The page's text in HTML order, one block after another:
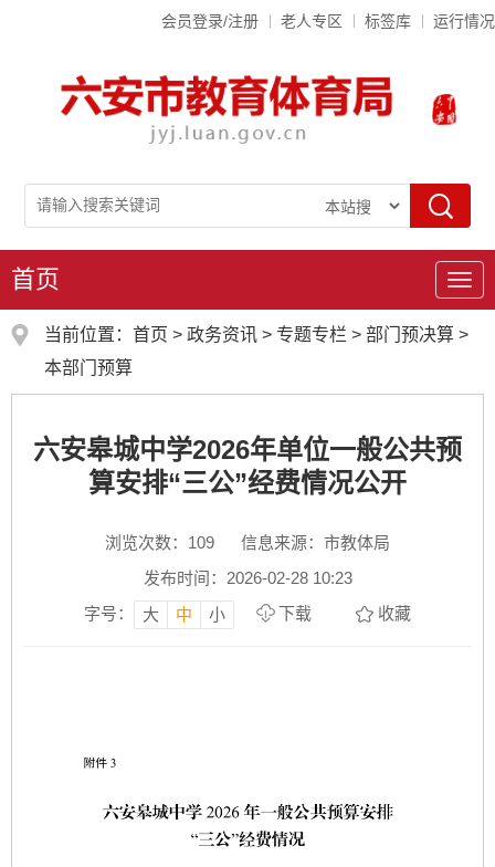
会员登录/注册 老人专区 标签库 运行情况
导
首页
当前位置： 首页 > 政务资讯 > 专题专栏 > 部门预决算 >
本部门预算
六安皋城中学2026年单位一般公共预
算安排“三公”经费情况公开
浏览次数： 109
信息来源：市教体局
发布时间：2026-02-28 10:23
字号：
大 中 小 下载 收藏